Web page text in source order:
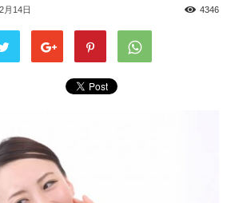
月14日 4346